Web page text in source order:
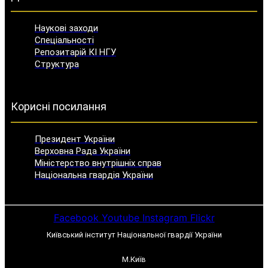
Наукові заходи
Спеціальності
Репозитарій КІ НГУ
Структура
Корисні посилання
Президент України
Верховна Рада України
Міністерство внутрішніх справ
Національна гвардія України
Facebook Youtube Instagram Flickr
Київський інститут Національної гвардії України
М.Київ